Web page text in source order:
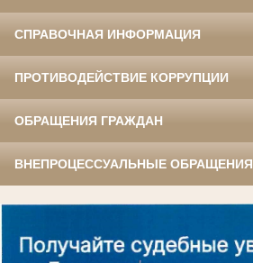
СПРАВОЧНАЯ ИНФОРМАЦИЯ
ПРОТИВОДЕЙСТВИЕ КОРРУПЦИИ
ОБРАЩЕНИЯ ГРАЖДАН
ВНЕПРОЦЕССУАЛЬНЫЕ ОБРАЩЕНИЯ